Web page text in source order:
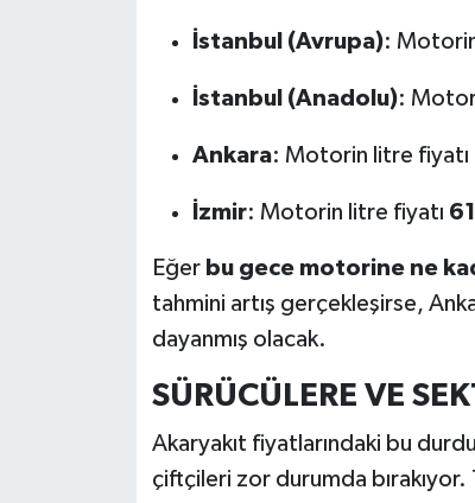
İstanbul (Avrupa):
İstanbul (Anadolu):
Ankara: Motorin litre fiyatı
İzmir: Motorin litre fiyatı
Eğer bu gece motorine ne
tahmini artış gerçekleşirse,
dayanmış olacak.
SÜRÜCÜLERE VE
Akaryakıt fiyatlarındaki bu
çiftçileri zor durumda bırakıyor.